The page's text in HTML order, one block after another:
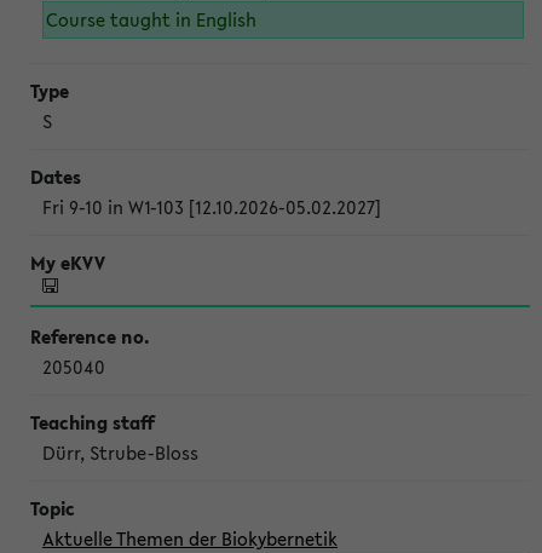
Course taught in English
S
Fri 9-10 in W1-103 [12.10.2026-05.02.2027]
205040
Dürr, Strube-Bloss
Aktuelle Themen der Biokybernetik